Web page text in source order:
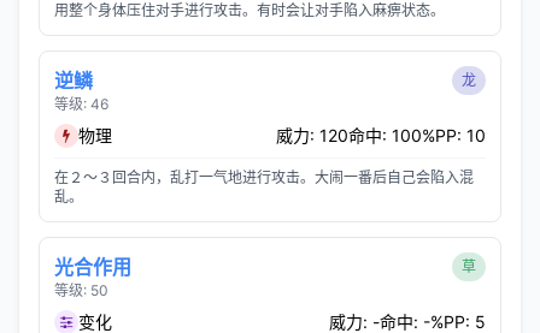
用整个身体压住对手进行攻击。有时会让对手陷入麻痹状态。
逆鳞
等级: 46
龙
物理 威力: 120命中: 100%PP: 10
在２～３回合内，乱打一气地进行攻击。大闹一番后自己会陷入混
乱。
光合作用
等级: 50
草
变化 威力: -命中: -%PP: 5